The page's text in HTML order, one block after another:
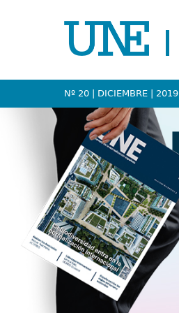
Nº 20 | DICIEMBRE | 2019